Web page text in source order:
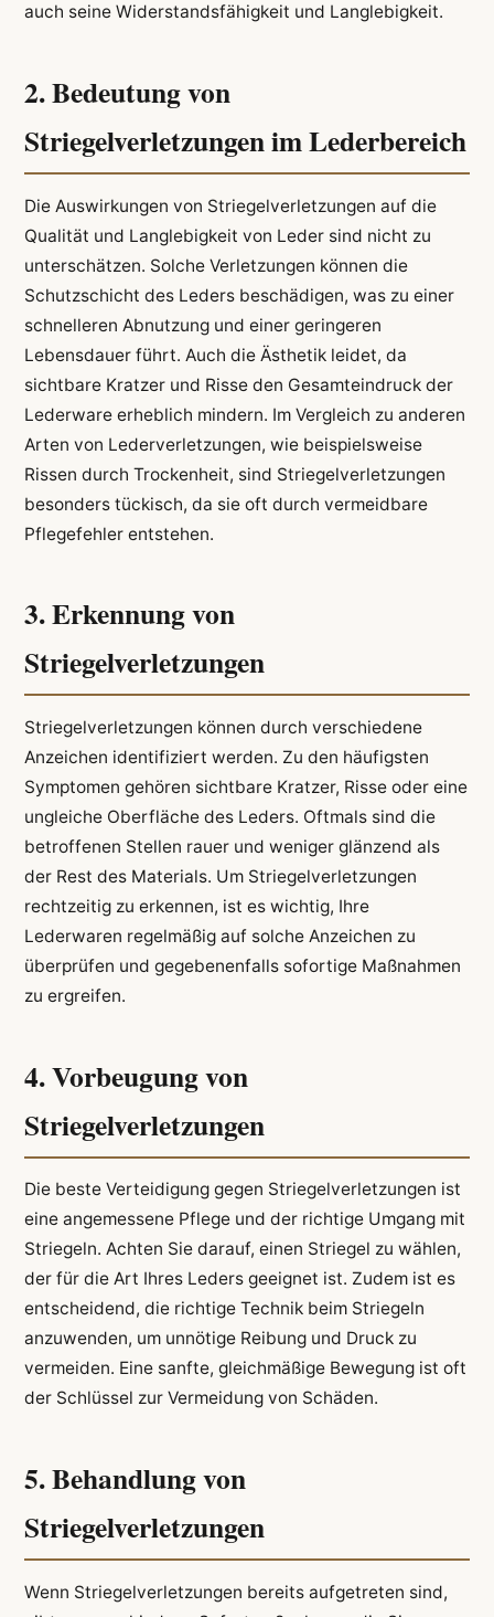
auch seine Widerstandsfähigkeit und Langlebigkeit.
2. Bedeutung von
Striegelverletzungen im Lederbereich
Die Auswirkungen von Striegelverletzungen auf die
Qualität und Langlebigkeit von Leder sind nicht zu
unterschätzen. Solche Verletzungen können die
Schutzschicht des Leders beschädigen, was zu einer
schnelleren Abnutzung und einer geringeren
Lebensdauer führt. Auch die Ästhetik leidet, da
sichtbare Kratzer und Risse den Gesamteindruck der
Lederware erheblich mindern. Im Vergleich zu anderen
Arten von Lederverletzungen, wie beispielsweise
Rissen durch Trockenheit, sind Striegelverletzungen
besonders tückisch, da sie oft durch vermeidbare
Pflegefehler entstehen.
3. Erkennung von
Striegelverletzungen
Striegelverletzungen können durch verschiedene
Anzeichen identifiziert werden. Zu den häufigsten
Symptomen gehören sichtbare Kratzer, Risse oder eine
ungleiche Oberfläche des Leders. Oftmals sind die
betroffenen Stellen rauer und weniger glänzend als
der Rest des Materials. Um Striegelverletzungen
rechtzeitig zu erkennen, ist es wichtig, Ihre
Lederwaren regelmäßig auf solche Anzeichen zu
überprüfen und gegebenenfalls sofortige Maßnahmen
zu ergreifen.
4. Vorbeugung von
Striegelverletzungen
Die beste Verteidigung gegen Striegelverletzungen ist
eine angemessene Pflege und der richtige Umgang mit
Striegeln. Achten Sie darauf, einen Striegel zu wählen,
der für die Art Ihres Leders geeignet ist. Zudem ist es
entscheidend, die richtige Technik beim Striegeln
anzuwenden, um unnötige Reibung und Druck zu
vermeiden. Eine sanfte, gleichmäßige Bewegung ist oft
der Schlüssel zur Vermeidung von Schäden.
5. Behandlung von
Striegelverletzungen
Wenn Striegelverletzungen bereits aufgetreten sind,